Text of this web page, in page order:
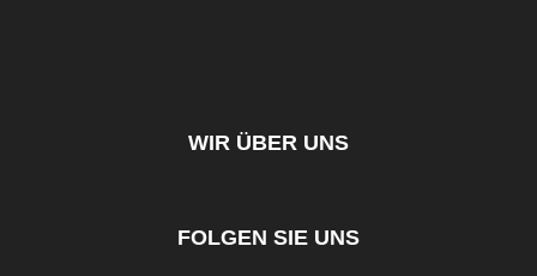
WIR ÜBER UNS
FOLGEN SIE UNS